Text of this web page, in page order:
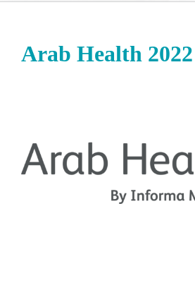
Arab Health 2022